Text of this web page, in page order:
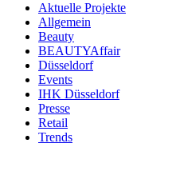
Aktuelle Projekte
Allgemein
Beauty
BEAUTYAffair
Düsseldorf
Events
IHK Düsseldorf
Presse
Retail
Trends